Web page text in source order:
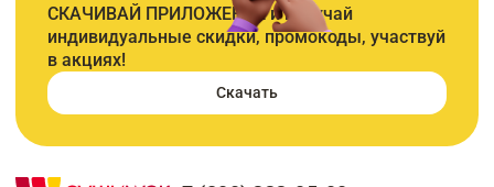
СКАЧИВАЙ ПРИЛОЖЕНИЕ и получай
индивидуальные скидки, промокоды, участвуй
в акциях!
Скачать